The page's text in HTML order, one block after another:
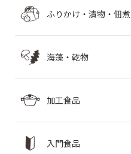
ふりかけ・漬物・佃煮
海藻・乾物
加工食品
入門食品